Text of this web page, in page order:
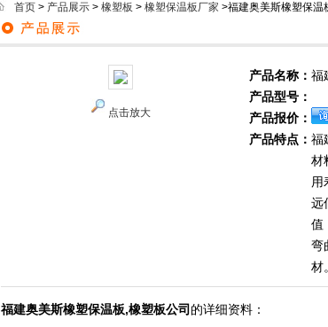
首页 > 产品展示 > 橡塑板 > 橡塑保温板厂家 >福建奥美斯橡塑保温
点击放大
产品名称： 福
产品型号：
产品报价：
产品特点： 福
材
用
远
值
弯
材。
福建奥美斯橡塑保温板,橡塑板公司 的详细资料：